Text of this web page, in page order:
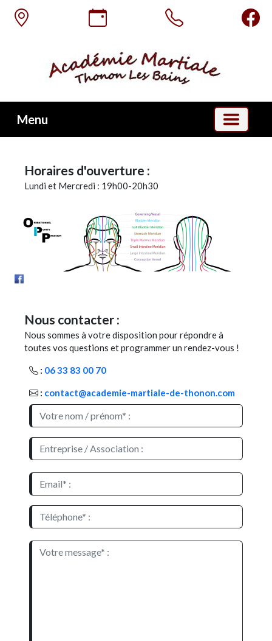
Menu
Horaires d'ouverture :
Lundi et Mercredi : 19h00-20h30
Nous contacter :
Nous sommes à votre disposition pour répondre à
toutes vos questions et programmer un rendez-vous !
: 06 33 83 00 70
: contact@academie-martiale-de-thonon.com